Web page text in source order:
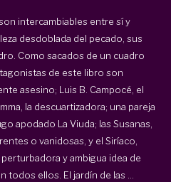
intercambiables entre sí y
desdoblada del pecado, sus
Como sacados de un cuadro
de este libro son
asesino; Luis B. Campocé, el
la descuartizadora; una pareja
apodado La Viuda; las Susanas,
o vanidosas, y el Siríaco,
y ambigua idea de
todos ellos. El jardín de las ...